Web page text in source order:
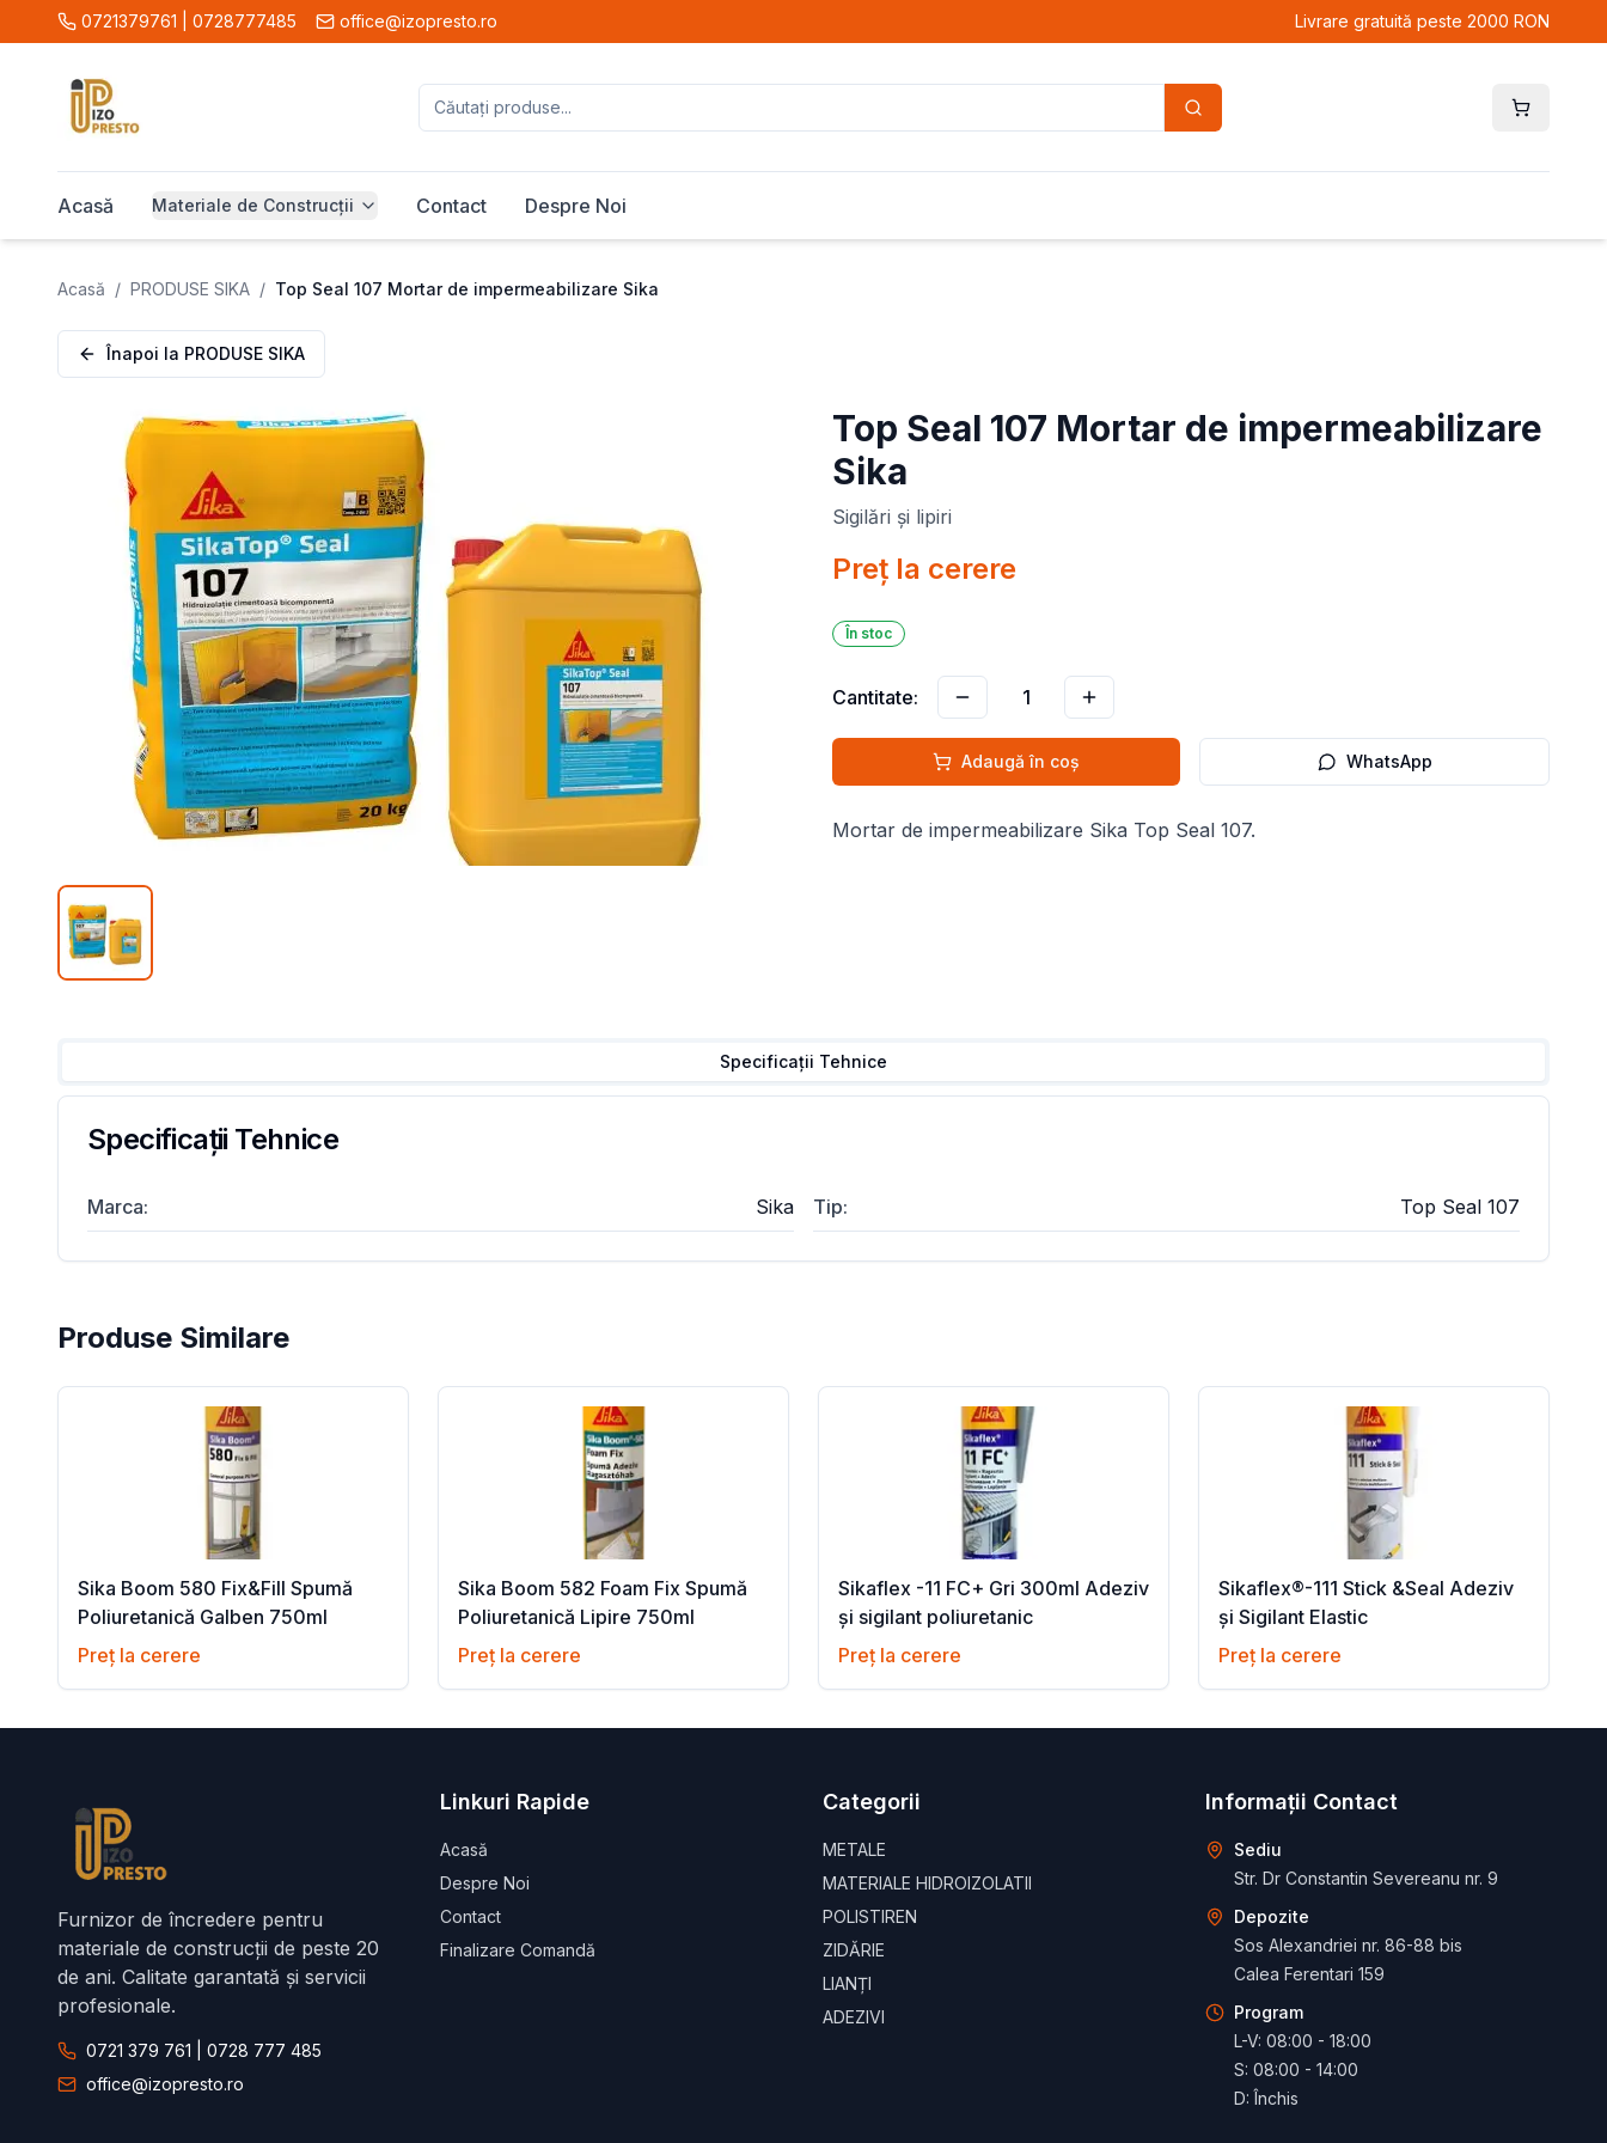
0721379761 | 0728777485 office@izopresto.ro Livrare gratuită peste 2000 RON
Acasă Materiale de Construcții Contact Despre Noi
Acasă / PRODUSE SIKA / Top Seal 107 Mortar de impermeabilizare Sika
Înapoi la PRODUSE SIKA
Top Seal 107 Mortar de impermeabilizare
Sika
Sigilări și lipiri
Preț la cerere
În stoc
Cantitate: 1
Adaugă în coș WhatsApp
Mortar de impermeabilizare Sika Top Seal 107.
Specificații Tehnice
Specificații Tehnice
Marca: Sika Tip: Top Seal 107
Produse Similare
Sika Boom 580 Fix&Fill Spumă
Poliuretanică Galben 750ml
Preț la cerere
Sika Boom 582 Foam Fix Spumă
Poliuretanică Lipire 750ml
Preț la cerere
Sikaflex -11 FC+ Gri 300ml Adeziv
și sigilant poliuretanic
Preț la cerere
Sikaflex®-111 Stick &Seal Adeziv
și Sigilant Elastic
Preț la cerere
Furnizor de încredere pentru
materiale de construcții de peste 20
de ani. Calitate garantată și servicii
profesionale.
0721 379 761 | 0728 777 485
office@izopresto.ro
Linkuri Rapide
Acasă
Despre Noi
Contact
Finalizare Comandă
Categorii
METALE
MATERIALE HIDROIZOLATII
POLISTIREN
ZIDĂRIE
LIANȚI
ADEZIVI
Informații Contact
Sediu
Str. Dr Constantin Severeanu nr. 9
Depozite
Sos Alexandriei nr. 86-88 bis
Calea Ferentari 159
Program
L-V: 08:00 - 18:00
S: 08:00 - 14:00
D: Închis